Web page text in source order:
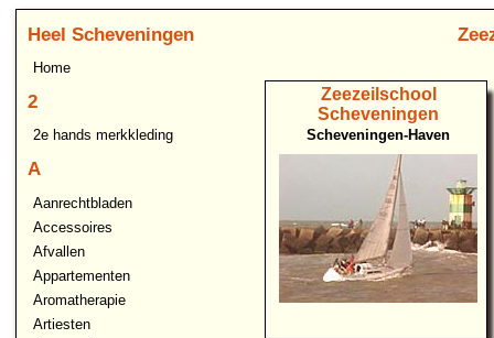
Heel Scheveningen
Home
2
2e hands merkkleding
A
Aanrechtbladen
Accessoires
Afvallen
Appartementen
Aromatherapie
Artiesten
Zeezeilschool
Scheveningen
Scheveningen-Haven